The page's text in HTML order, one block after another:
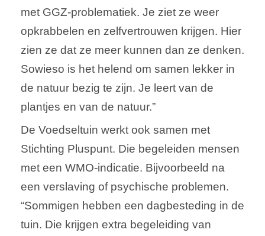
met GGZ-problematiek. Je ziet ze weer
opkrabbelen en zelfvertrouwen krijgen. Hier
zien ze dat ze meer kunnen dan ze denken.
Sowieso is het helend om samen lekker in
de natuur bezig te zijn. Je leert van de
plantjes en van de natuur.”
De Voedseltuin werkt ook samen met
Stichting Pluspunt. Die begeleiden mensen
met een WMO-indicatie. Bijvoorbeeld na
een verslaving of psychische problemen.
“Sommigen hebben een dagbesteding in de
tuin. Die krijgen extra begeleiding van